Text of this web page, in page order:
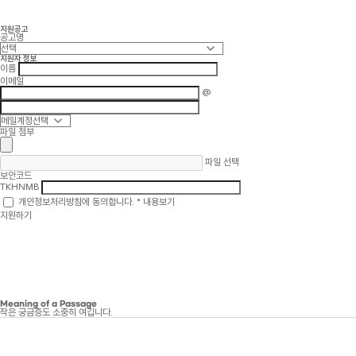
지원공고
공고명
지원자 정보
이름
이메일
@
파일 첨부
파일 선택
보안코드
TKHNMB
개인정보처리방침에 동의합니다. * 내용보기
지원하기
Meaning of a Passage
작은 궁금증도 소중히 여깁니다.